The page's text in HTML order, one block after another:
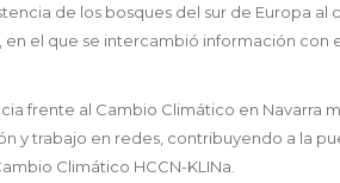
de los bosques del sur de Europa al
el que se intercambió información con
frente al Cambio Climático en Navarra
y trabajo en redes, contribuyendo a la
Climático HCCN-KLINa.